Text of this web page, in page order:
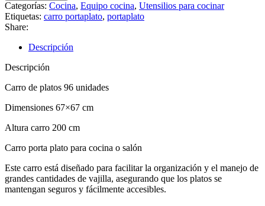
Categorías: Cocina, Equipo cocina, Utensilios para cocinar
Etiquetas: carro portaplato, portaplato
Share:
Descripción
Descripción
Carro de platos 96 unidades
Dimensiones 67×67 cm
Altura carro 200 cm
Carro porta plato para cocina o salón
Este carro está diseñado para facilitar la organización y el manejo de
grandes cantidades de vajilla, asegurando que los platos se
mantengan seguros y fácilmente accesibles.